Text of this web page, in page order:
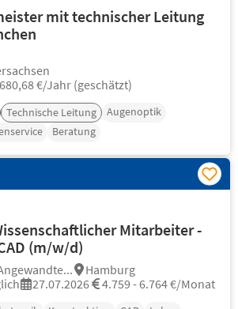
mit technischer Leitung
€/Jahr (geschätzt)
Technische Leitung
Augenoptik
Beratung
Mitarbeiter -
(m/w/d)
Hamburg
27.07.2026 4.759 - 6.764 €/Monat